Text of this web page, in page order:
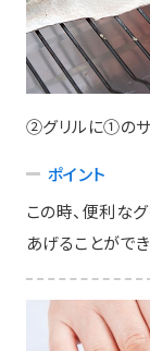
②グリルに①のサ
ポイント
この時、便利な
あげることができ